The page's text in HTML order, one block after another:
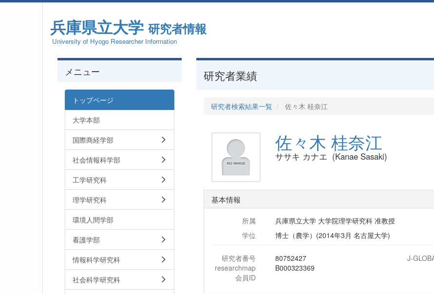
兵庫県立大学 研究者情報
University of Hyogo Researcher Information
研究者業績
研究者検索結果一覧 佐々木 桂奈江
佐々木 桂奈江
ササキ カナエ (Kanae Sasaki)
基本情報
所属
兵庫県立大学 大学院理学研究科 准教授
学位
博士（農学）(2014年3月 名古屋大学)
研究者番号 80752427 J-
researchmap
会員ID
B000323369
メニュー
トップページ
大学本部
国際商経学部
社会情報科学部
工学研究科
理学研究科
環境人間学部
看護学部
情報科学研究科
社会科学研究科